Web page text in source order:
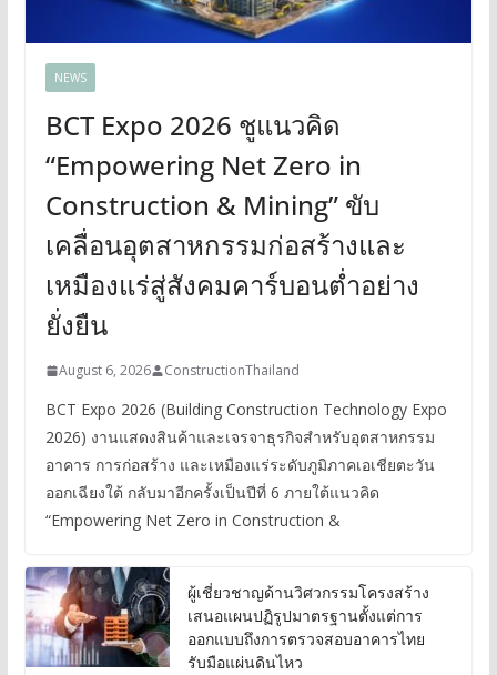
NEWS
BCT Expo 2026 ชูแนวคิด
“Empowering Net Zero in
Construction & Mining” ขับ
เคลื่อนอุตสาหกรรมก่อสร้างและ
เหมืองแร่สู่สังคมคาร์บอนต่ำอย่าง
ยั่งยืน
August 6, 2026 ConstructionThailand
BCT Expo 2026 (Building Construction Technology Expo
2026) งานแสดงสินค้าและเจรจาธุรกิจสำหรับอุตสาหกรรม
อาคาร การก่อสร้าง และเหมืองแร่ระดับภูมิภาคเอเชียตะวัน
ออกเฉียงใต้ กลับมาอีกครั้งเป็นปีที่ 6 ภายใต้แนวคิด
“Empowering Net Zero in Construction &
ผู้เชี่ยวชาญด้านวิศวกรรมโครงสร้าง
เสนอแผนปฏิรูปมาตรฐานตั้งแต่การ
ออกแบบถึงการตรวจสอบอาคารไทย
รับมือแผ่นดินไหว